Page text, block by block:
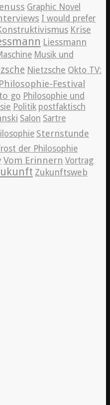
Graphic Novel
I would prefer
Krise
Liessmann
Musik und
Nietzsche Okto TV:
Philosophie-Festival
go Philosophie und
Politik postfaktisch
Salon Sartre
Sternstunde
der Philosophie
Vom Erinnern Vortrag
Zukunftsweb